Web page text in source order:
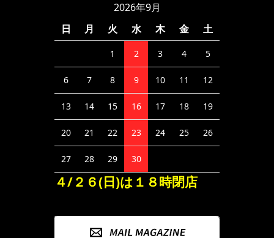
2026年9月
日
月 火 水 木 金 土
1 2 3 4 5
6 7 8 9 10 11 12
13 14 15 16 17 18 19
20 21 22 23 24 25 26
27 28 29 30
４/２６(日)は１８時閉店